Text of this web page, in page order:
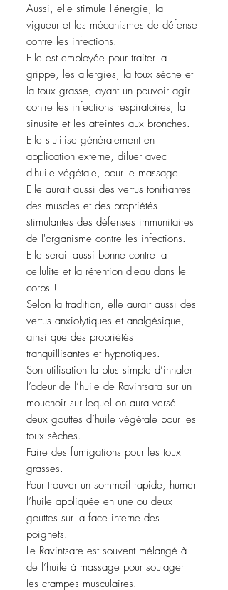
Aussi, elle stimule l'énergie, la
vigueur et les mécanismes de défense
contre les infections.
Elle est employée pour traiter la
grippe, les allergies, la toux sèche et
la toux grasse, ayant un pouvoir agir
contre les infections respiratoires, la
sinusite et les atteintes aux bronches.
Elle s'utilise généralement en
application externe, diluer avec
d'huile végétale, pour le massage.
Elle aurait aussi des vertus tonifiantes
des muscles et des propriétés
stimulantes des défenses immunitaires
de l'organisme contre les infections.
Elle serait aussi bonne contre la
cellulite et la rétention d'eau dans le
corps !
Selon la tradition, elle aurait aussi des
vertus anxiolytiques et analgésique,
ainsi que des propriétés
tranquillisantes et hypnotiques.
Son utilisation la plus simple d’inhaler
l’odeur de l’huile de Ravintsara sur un
mouchoir sur lequel on aura versé
deux gouttes d’huile végétale pour les
toux sèches.
Faire des fumigations pour les toux
grasses.
Pour trouver un sommeil rapide, humer
l’huile appliquée en une ou deux
gouttes sur la face interne des
poignets.
Le Ravintsare est souvent mélangé à
de l’huile à massage pour soulager
les crampes musculaires.